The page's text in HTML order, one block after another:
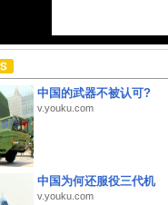
中国的武器不被认可?
v.youku.com
中国为何还服役三代机
v.youku.com